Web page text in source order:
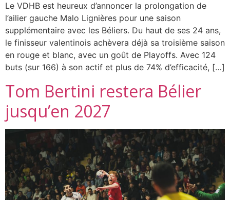
Le VDHB est heureux d’annoncer la prolongation de
l’ailier gauche Malo Lignières pour une saison
supplémentaire avec les Béliers. Du haut de ses 24 ans,
le finisseur valentinois achèvera déjà sa troisième saison
en rouge et blanc, avec un goût de Playoffs. Avec 124
buts (sur 166) à son actif et plus de 74% d’efficacité, […]
Tom Bertini restera Bélier
jusqu’en 2027